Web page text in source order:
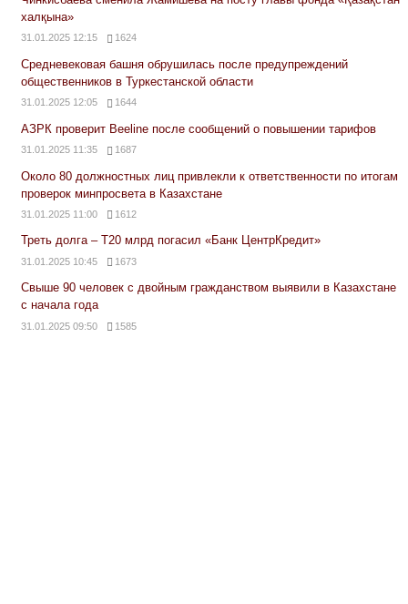
халқына»
31.01.2025 12:15 1624
Средневековая башня обрушилась после предупреждений
общественников в Туркестанской области
31.01.2025 12:05 1644
АЗРК проверит Beeline после сообщений о повышении тарифов
31.01.2025 11:35 1687
Около 80 должностных лиц привлекли к ответственности по итогам
проверок минпросвета в Казахстане
31.01.2025 11:00 1612
Треть долга – Т20 млрд погасил «Банк ЦентрКредит»
31.01.2025 10:45 1673
Свыше 90 человек с двойным гражданством выявили в Казахстане
с начала года
31.01.2025 09:50 1585